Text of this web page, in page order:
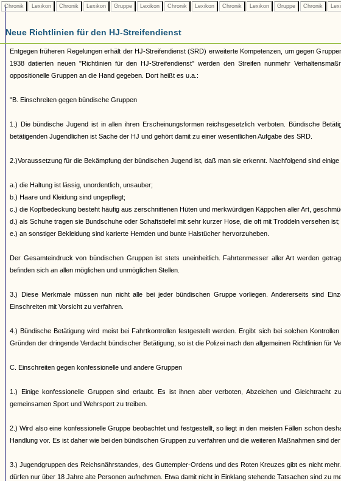
Chronik Lexikon Chronik Lexikon Gruppe Lexikon Chronik Lexikon Chronik Lexikon Gruppe Chronik
Neue Richtlinien für den HJ-Streifendienst
Entgegen früheren Regelungen erhält der HJ-Streifendienst (SRD) erweiterte Kompetenzen, um gegen
1938 datierten neuen "Richtlinien für den HJ-Streifendienst" werden den Streifen nunmehr
oppositionelle Gruppen an die Hand gegeben. Dort heißt es u.a.:
"B. Einschreiten gegen bündische Gruppen
1.) Die bündische Jugend ist in allen ihren Erscheinungsformen reichsgesetzlich verboten. Bündische
betätigenden Jugendlichen ist Sache der HJ und gehört damit zu einer wesentlichen Aufgabe des SRD.
2.)Voraussetzung für die Bekämpfung der bündischen Jugend ist, daß man sie erkennt. Nachfolgend sind
a.) die Haltung ist lässig, unordentlich, unsauber;
b.) Haare und Kleidung sind ungepflegt;
c.) die Kopfbedeckung besteht häufig aus zerschnittenen Hüten und merkwürdigen Käppchen aller Art,
d.) als Schuhe tragen sie Bundschuhe oder Schaftstiefel mit sehr kurzer Hose, die oft mit Troddeln versehen ist;
e.) an sonstiger Bekleidung sind karierte Hemden und bunte Halstücher hervorzuheben.
Der Gesamteindruck von bündischen Gruppen ist stets uneinheitlich. Fahrtenmesser aller Art werden
befinden sich an allen möglichen und unmöglichen Stellen.
3.) Diese Merkmale müssen nun nicht alle bei jeder bündischen Gruppe vorliegen. Andererseits sind
Einschreiten mit Vorsicht zu verfahren.
4.) Bündische Betätigung wird meist bei Fahrtkontrollen festgestellt werden. Ergibt sich bei solchen
Gründen der dringende Verdacht bündischer Betätigung, so ist die Polizei nach den allgemeinen Richtlinien für
C. Einschreiten gegen konfessionelle und andere Gruppen
1.) Einige konfessionelle Gruppen sind erlaubt. Es ist ihnen aber verboten, Abzeichen und Gleichtracht
gemeinsamen Sport und Wehrsport zu treiben.
2.) Wird also eine konfessionelle Gruppe beobachtet und festgestellt, so liegt in den meisten Fällen schon
Handlung vor. Es ist daher wie bei den bündischen Gruppen zu verfahren und die weiteren Maßnahmen sind
3.) Jugendgruppen des Reichsnährstandes, des Guttempler-Ordens und des Roten Kreuzes gibt es nicht
dürfen nur über 18 Jahre alte Personen aufnehmen. Etwa damit nicht in Einklang stehende Tatsachen sind zu